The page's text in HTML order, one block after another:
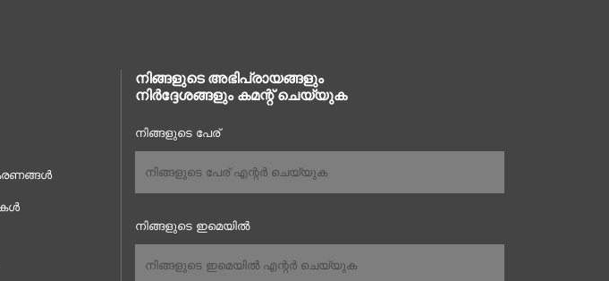
നിങ്ങളുടെ അഭിപ്രായങ്ങളും
നിർദ്ദേശങ്ങളും കമന്റ് ചെയ്യുക
നിങ്ങളുടെ പേര്
നിങ്ങളുടെ ഇമെയിൽ